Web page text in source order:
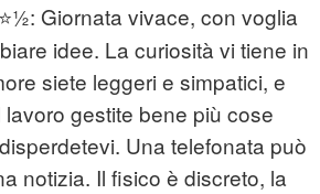
Giornata vivace, con voglia
idee. La curiosità vi tiene in
siete leggeri e simpatici, e
gestite bene più cose
Una telefonata può
notizia. Il fisico è discreto, la